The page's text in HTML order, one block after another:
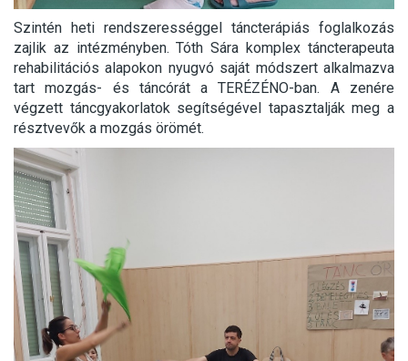
Szintén heti rendszerességgel táncterápiás foglalkozás
zajlik az intézményben. Tóth Sára komplex táncterapeuta
rehabilitációs alapokon nyugvó saját módszert alkalmazva
tart mozgás- és táncórát a TERÉZÉNO-ban. A zenére
végzett táncgyakorlatok segítségével tapasztalják meg a
résztvevők a mozgás örömét.